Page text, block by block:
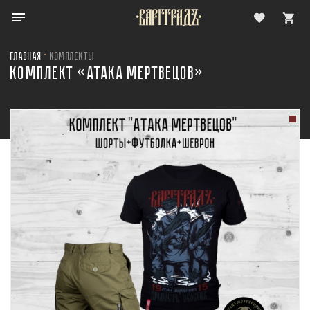
Главная Комплекты
КОМПЛЕКТ «АТАКА МЕРТВЕЦОВ»